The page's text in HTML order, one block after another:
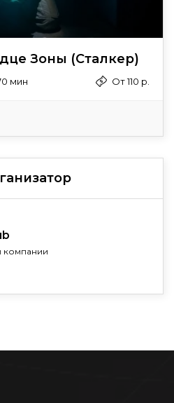
Зоны (Сталкер)
мин От 110 р.
компании